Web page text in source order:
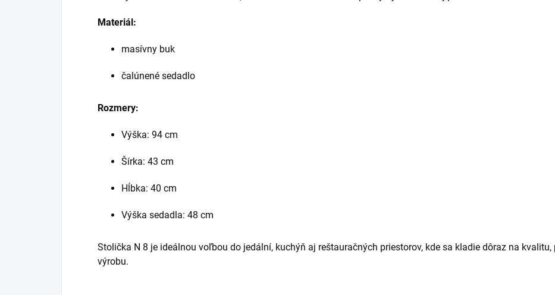
Materiál:
masívny buk
čalúnené sedadlo
Rozmery:
Výška: 94 cm
Šírka: 43 cm
Hĺbka: 40 cm
Výška sedadla: 48 cm
Stolička N 8 je ideálnou voľbou do jedální, kuchýň aj reštauračných priestorov, kde sa kladie dôraz na
výrobu.